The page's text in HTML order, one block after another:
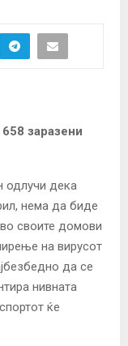
заразени
одлучи дека
нема да биде
своите домови
на вирусот
да се
нивната
ќе